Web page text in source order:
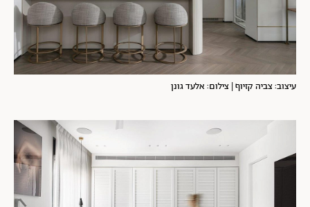
עיצוב: צביה קזיוף | צילום: אלעד גונן